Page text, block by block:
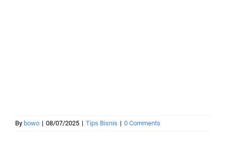
By bowo | 08/07/2025 | Tips Bisnis | 0 Comments